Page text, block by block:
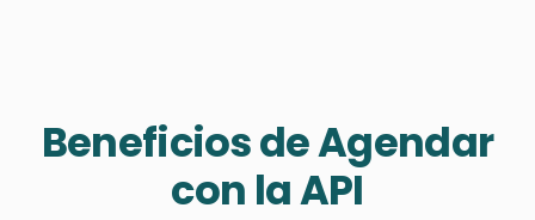
Beneficios de Agendar
con la API